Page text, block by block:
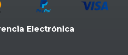
Electrónica